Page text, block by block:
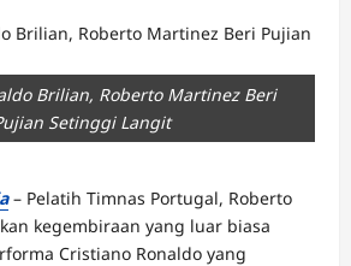
Brilian, Roberto Martinez Beri
Setinggi Langit
– Pelatih Timnas Portugal, Roberto
kegembiraan yang luar biasa
Cristiano Ronaldo yang